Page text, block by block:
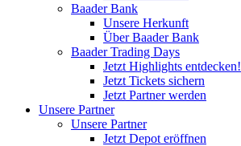
Baader Bank
Unsere Herkunft
Über Baader Bank
Baader Trading Days
Jetzt Highlights entdecken!
Jetzt Tickets sichern
Jetzt Partner werden
Unsere Partner
Unsere Partner
Jetzt Depot eröffnen